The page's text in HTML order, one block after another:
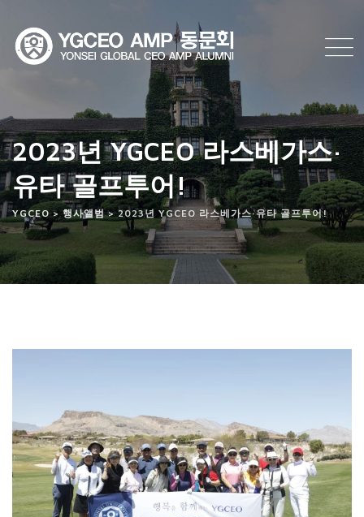
content
2023년 YGCEO 라스베가스·
유타 골프투어!
YGCEO> 행사앨범>2023년 YGCEO 라스베가스·유타 골프투어!